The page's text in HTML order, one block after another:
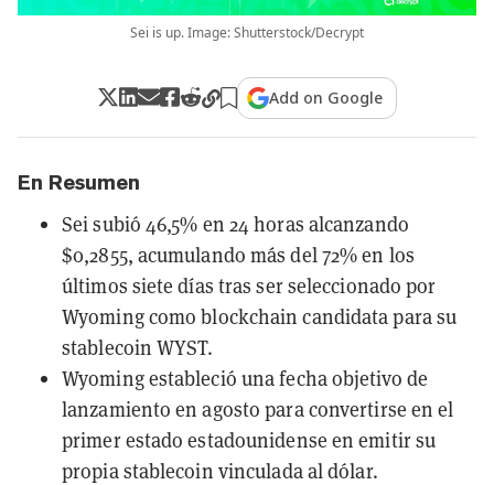
Sei is up. Image: Shutterstock/Decrypt
Add on Google
En Resumen
Sei subió 46,5% en 24 horas alcanzando
$0,2855, acumulando más del 72% en los
últimos siete días tras ser seleccionado por
Wyoming como blockchain candidata para su
stablecoin WYST.
Wyoming estableció una fecha objetivo de
lanzamiento en agosto para convertirse en el
primer estado estadounidense en emitir su
propia stablecoin vinculada al dólar.